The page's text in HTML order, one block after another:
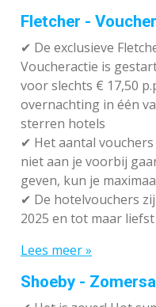
Fletcher -
✔ De exclusieve
Voucheractie is
voor slechts € 17,50
overnachting in één
sterren hotels
✔ Het aantal
niet aan je voorbij
geven, kun je
✔ De hotelvouchers
2025 en tot maar
Lees meer »
Shoeby -